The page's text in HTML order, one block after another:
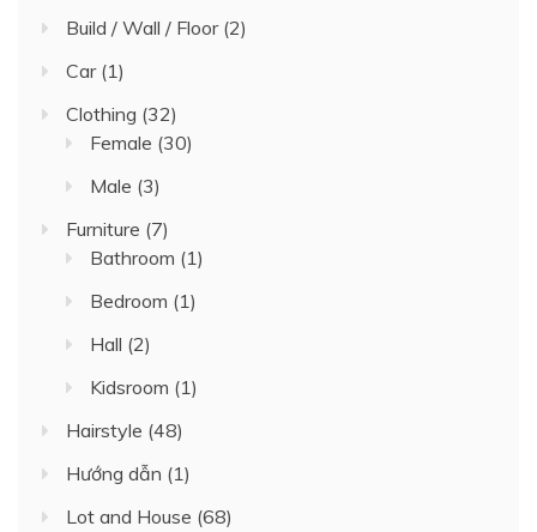
Build / Wall / Floor(2)
Car(1)
Clothing (32)
Female (30)
Male (3)
Furniture (7)
Bathroom (1)
Bedroom (1)
Hall (2)
Kidsroom (1)
Hairstyle (48)
Hướng dẫn (1)
Lot and House (68)